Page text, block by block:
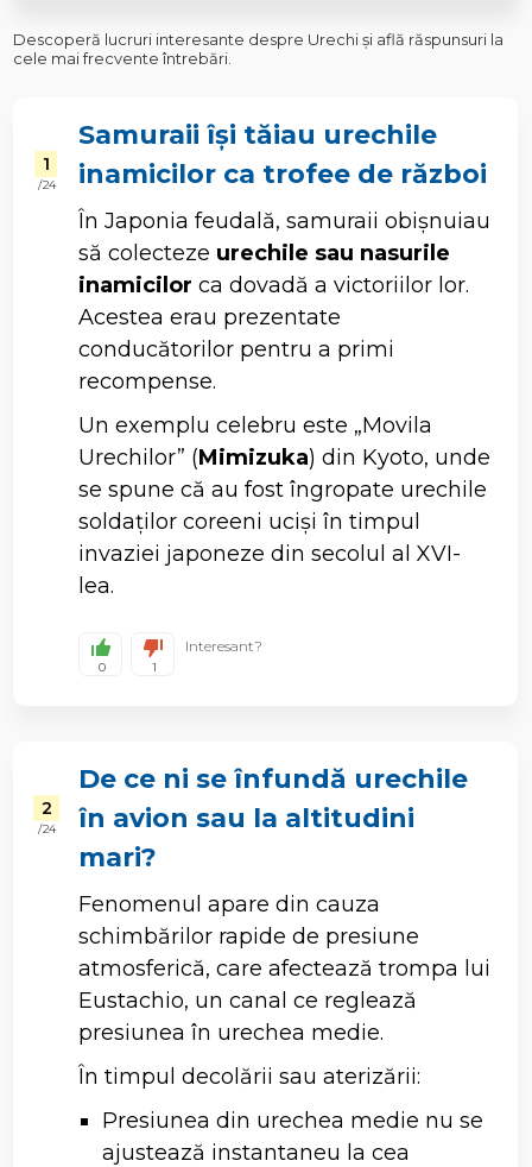
Descoperă lucruri interesante despre Urechi și află răspunsuri la
cele mai frecvente întrebări.
1
/ 24
Samuraii își tăiau urechile
inamicilor ca trofee de război
În Japonia feudală, samuraii obișnuiau
să colecteze urechile sau nasurile
inamicilor ca dovadă a victoriilor lor.
Acestea erau prezentate
conducătorilor pentru a primi
recompense.
Un exemplu celebru este „Movila
Urechilor” (Mimizuka) din Kyoto, unde
se spune că au fost îngropate urechile
soldaților coreeni uciși în timpul
invaziei japoneze din secolul al XVI-
lea.
0 1
Interesant?
2
/ 24
De ce ni se înfundă urechile
în avion sau la altitudini
mari?
Fenomenul apare din cauza
schimbărilor rapide de presiune
atmosferică, care afectează trompa lui
Eustachio, un canal ce reglează
presiunea în urechea medie.
În timpul decolării sau aterizării:
Presiunea din urechea medie nu se
ajustează instantaneu la cea